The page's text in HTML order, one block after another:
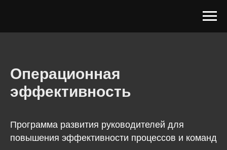
Операционная
эффективность
Программа развития руководителей для
повышения эффективности процессов и команд